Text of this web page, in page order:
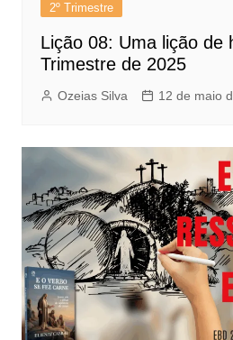
2º Trimestre
Lição 08: Uma lição de
Trimestre de 2025
Ozeias Silva 12 de maio